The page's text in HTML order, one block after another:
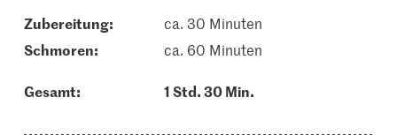
Zubereitung:
ca. 30 Minuten
schmoren:
ca. 60 Minuten
Gesamt: 1 Std. 30 Min.